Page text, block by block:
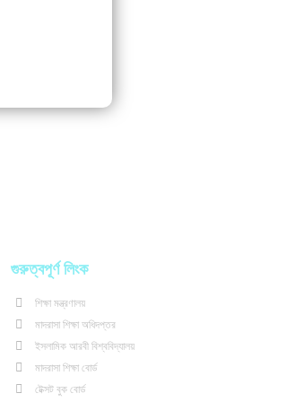
গুরুত্বপূর্ণ লিংক
শিক্ষা মন্ত্রণালয়
মাদরাসা শিক্ষা অধিদপ্তর
ইসলামিক আরবী বিশ্ববিদ্যালয়
মাদরাসা শিক্ষা বোর্ড
টেক্সট বুক বোর্ড